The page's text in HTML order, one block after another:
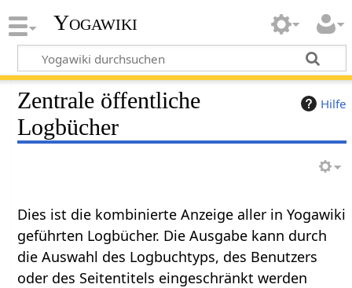
Yogawiki
Hilfe
Zentrale öffentliche
Logbücher
Dies ist die kombinierte Anzeige aller in Yogawiki
geführten Logbücher. Die Ausgabe kann durch
die Auswahl des Logbuchtyps, des Benutzers
oder des Seitentitels eingeschränkt werden